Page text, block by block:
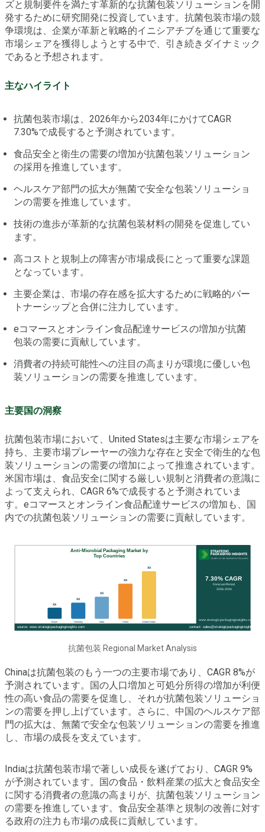
ズと規制要件を満たす革新的な抗菌包装ソリューションを開
発するために研究開発に投資しています。抗菌包装市場の競
争環境は、企業が革新と戦略的イニシアチブを通じて重要な
市場シェアを獲得しようとする中で、引き続きダイナミック
であると予想されます。
主なハイライト
抗菌包装市場は、2026年から2034年にかけてCAGR
7.30%で成長すると予測されています。
食品安全と衛生の需要の増加が抗菌包装ソリューション
の採用を推進しています。
ヘルスケア部門の拡大が無菌で安全な包装ソリューショ
ンの需要を推進しています。
技術の進歩が革新的な抗菌包装材料の開発を促進してい
ます。
高コストと規制上の障害が市場成長にとって重要な課題
となっています。
主要企業は、市場の存在感を拡大するために戦略的パー
トナーシップと合併に注力しています。
eコマースとオンライン食品配達サービスの増加が抗菌
包装の需要に貢献しています。
消費者の持続可能性への注目の高まりが環境に優しい包
装ソリューションの需要を推進しています。
主要国の洞察
抗菌包装市場において、United Statesは主要な市場シェアを
持ち、主要市場プレーヤーの強力な存在と安全で衛生的な包
装ソリューションの需要の増加によって推進されています。
米国市場は、食品安全に関する厳しい規制と消費者の意識に
よって支えられ、CAGR 6%で成長すると予測されていま
す。eコマースとオンライン食品配達サービスの増加も、国
内での抗菌包装ソリューションの需要に貢献しています。
抗菌包装 Regional Market Analysis
Chinaは抗菌包装のもう一つの主要市場であり、CAGR 8%が
予測されています。国の人口増加と可処分所得の増加が利便
性の高い食品の需要を促進し、それが抗菌包装ソリューショ
ンの需要を押し上げています。さらに、中国のヘルスケア部
門の拡大は、無菌で安全な包装ソリューションの需要を推進
し、市場の成長を支えています。
Indiaは抗菌包装市場で著しい成長を遂げており、CAGR 9%
が予測されています。国の食品・飲料産業の拡大と食品安全
に関する消費者の意識の高まりが、抗菌包装ソリューション
の需要を推進しています。食品安全基準と規制の改善に対す
る政府の注力も市場の成長に貢献しています。